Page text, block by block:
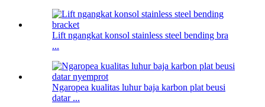
Lift ngangkat konsol stainless steel bending bra
...
Ngaropea kualitas luhur baja karbon plat beusi
datar ...